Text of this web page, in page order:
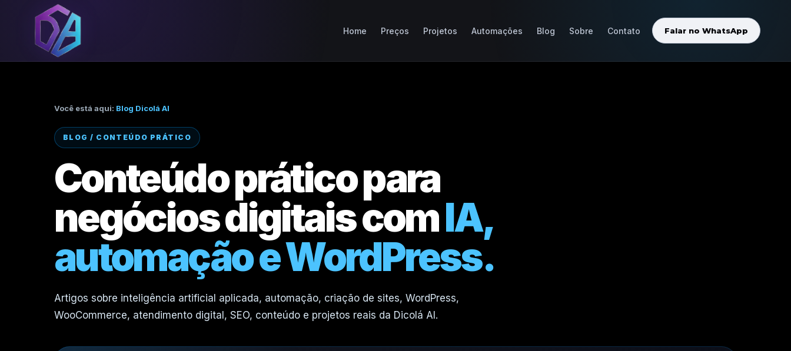
Home Preços Projetos Automações Blog Sobre Contato Falar no WhatsApp
Você está aqui: Blog Dicolá AI
BLOG / CONTEÚDO PRÁTICO
Conteúdo prático para
negócios digitais comIA,
automação e WordPress.
Artigos sobre inteligência artificial aplicada, automação, criação de sites, WordPress,
WooCommerce, atendimento digital, SEO, conteúdo e projetos reais da Dicolá AI.